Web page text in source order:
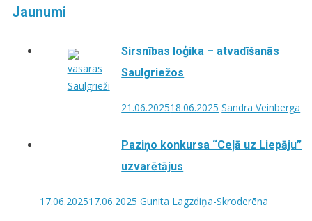
Jaunumi
Sirsnības loģika – atvadīšanās
Saulgriežos
21.06.202518.06.2025 Sandra Veinberga
Paziņo konkursa “Ceļā uz Liepāju”
uzvarētājus
17.06.202517.06.2025 Gunita Lagzdiņa-Skroderēna